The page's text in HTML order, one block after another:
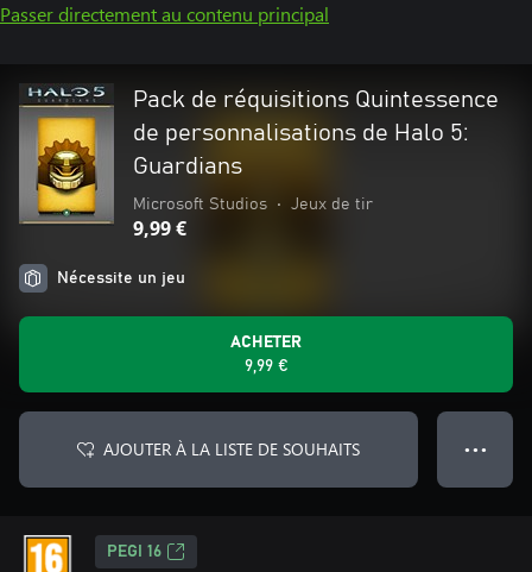
Passer directement au contenu principal
Pack de réquisitions Quintessence
de personnalisations de Halo 5:
Guardians
Microsoft Studios • Jeux de tir
9,99 €
Nécessite un jeu
ACHETER
9,99 €
AJOUTER À LA LISTE DE SOUHAITS ● ● ●
PEGI 16